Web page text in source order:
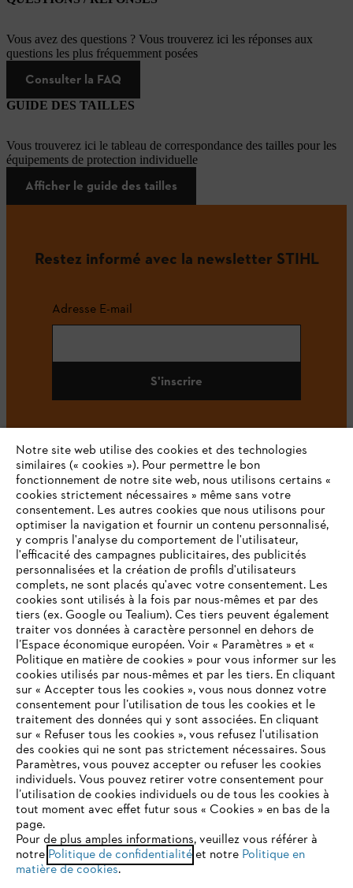
Vous avez des questions ? Vous trouverez ici les réponses aux
questions les plus fréquemment posées
Consulter la FAQ
GUIDE DES TAILLES
Vous trouverez ici le tableau de correspondance des tailles pour les
équipements de protection individuelle
Afficher le guide des tailles
Restez informé avec la newsletter STIHL
Adresse E-mail
S'inscrire
#STIHL
L'Entreprise
STIHL FAQ
Contact
Politique de protection des données
Mentions légales Utilisation des cookies
VOTRE NAVIGATEUR INTERNET
N'EST PLUS PRIS EN CHARGE
Vous utilisez un navigateur Internet que nous ne prenons plus
en charge, et certaines fonctionnalités de notre site ne
peuvent fonctionner correctement. Pour une utilisation
optimale de notre site, nous vous recommandons de passer à
l'un des navigateurs suivants :
Notre site web utilise des cookies et des technologies
similaires (« cookies »). Pour permettre le bon
fonctionnement de notre site web, nous utilisons certains «
cookies strictement nécessaires » même sans votre
consentement. Les autres cookies que nous utilisons pour
optimiser la navigation et fournir un contenu personnalisé,
y compris l'analyse du comportement de l'utilisateur,
l'efficacité des campagnes publicitaires, des publicités
personnalisées et la création de profils d'utilisateurs
complets, ne sont placés qu'avec votre consentement. Les
cookies sont utilisés à la fois par nous-mêmes et par des
tiers (ex. Google ou Tealium). Ces tiers peuvent également
traiter vos données à caractère personnel en dehors de
l’Espace économique européen. Voir « Paramètres » et «
Politique en matière de cookies » pour vous informer sur les
cookies utilisés par nous-mêmes et par les tiers. En cliquant
sur « Accepter tous les cookies », vous nous donnez votre
consentement pour l’utilisation de tous les cookies et le
traitement des données qui y sont associées. En cliquant
sur « Refuser tous les cookies », vous refusez l'utilisation
des cookies qui ne sont pas strictement nécessaires. Sous
Paramètres, vous pouvez accepter ou refuser les cookies
individuels. Vous pouvez retirer votre consentement pour
l’utilisation de cookies individuels ou de tous les cookies à
tout moment avec effet futur sous « Cookies » en bas de la
page.
Pour de plus amples informations, veuillez vous référer à
notre Politique de confidentialitéet notre Politique en
matière de cookies.